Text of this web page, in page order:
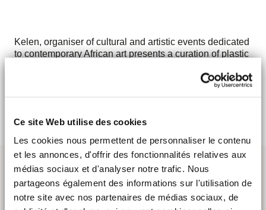
Ce site Web utilise des cookies
Les cookies nous permettent de personnaliser le contenu
et les annonces, d'offrir des fonctionnalités relatives aux
médias sociaux et d'analyser notre trafic. Nous
partageons également des informations sur l'utilisation de
notre site avec nos partenaires de médias sociaux, de
Kelen, organiser of cultural and artistic events dedicated
to contemporary African art presents a curation of plastic
These events are an opportunity for discussions,
discoveries and they create bridges between different